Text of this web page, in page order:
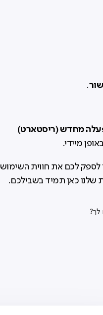
.
מחדש (ריסטארט)
מיידי.
לספק לכם את חווית השימוש
שלנו כאן תמיד בשבילכם.